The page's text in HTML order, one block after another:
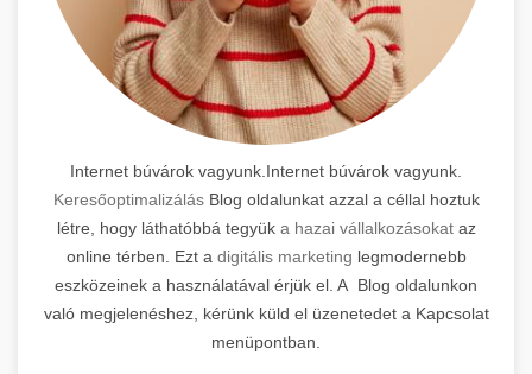
Internet búvárok vagyunk.Internet búvárok vagyunk.
KeresőoptimalizálásBlog oldalunkat azzal a céllal hoztuk
létre, hogy láthatóbbá tegyük a hazai vállalkozásokataz
online térben. Ezt a digitális marketing legmodernebb
eszközeinek a használatával érjük el. A Blog oldalunkon
való megjelenéshez, kérünk küld el üzenetedet a Kapcsolat
menüpontban.